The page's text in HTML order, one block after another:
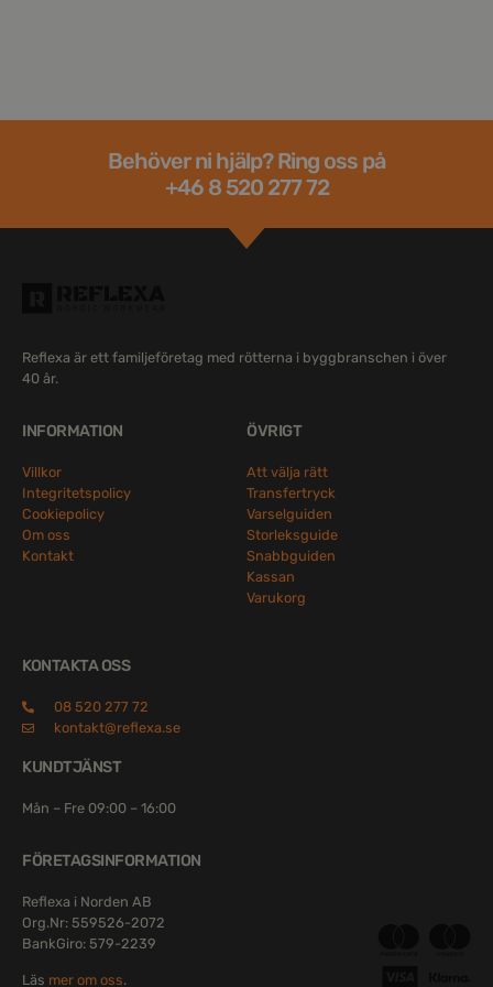
Behöver ni hjälp? Ring oss på
+46 8 520 277 72
Reflexa är ett familjeföretag med rötterna i byggbranschen i över
40 år.
INFORMATION
Villkor
Integritetspolicy
Cookiepolicy
Om oss
Kontakt
ÖVRIGT
Att välja rätt
Transfertryck
Varselguiden
Storleksguide
Snabbguiden
Kassan
Varukorg
KONTAKTA OSS
08 520 277 72
kontakt@reflexa.se
KUNDTJÄNST
Mån – Fre 09:00 – 16:00
FÖRETAGSINFORMATION
Reflexa i Norden AB
Org.Nr: 559526-2072
BankGiro: 579-2239
Läs mer om oss.